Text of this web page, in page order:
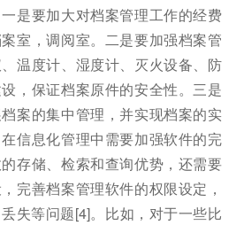
是要加大对档案管理工作的经费
室，调阅室。二是要加强档案管
温度计、湿度计、灭火设备、防
，保证档案原件的安全性。三是
案的集中管理，并实现档案的实
信息化管理中需要加强软件的完
存储、检索和查询优势，还需要
完善档案管理软件的权限设定，
失等问题[4]。比如，对于一些比